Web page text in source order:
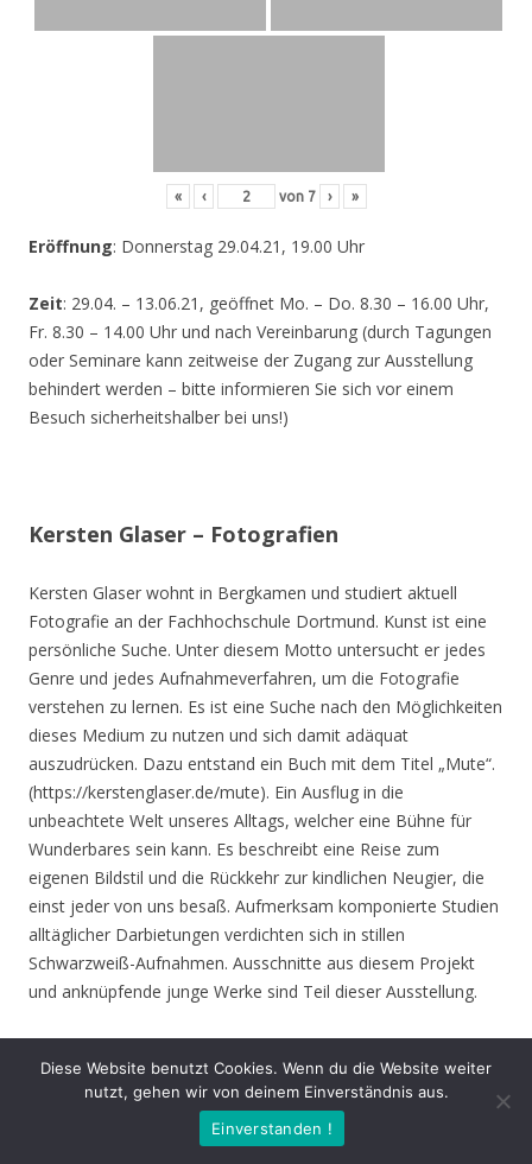
« ‹ von 7 › »
Eröffnung: Donnerstag 29.04.21, 19.00 Uhr
Zeit: 29.04. – 13.06.21, geöffnet Mo. – Do. 8.30 – 16.00 Uhr,
Fr. 8.30 – 14.00 Uhr und nach Vereinbarung (durch Tagungen
oder Seminare kann zeitweise der Zugang zur Ausstellung
behindert werden – bitte informieren Sie sich vor einem
Besuch sicherheitshalber bei uns!)
Kersten Glaser – Fotografien
Kersten Glaser wohnt in Bergkamen und studiert aktuell
Fotografie an der Fachhochschule Dortmund. Kunst ist eine
persönliche Suche. Unter diesem Motto untersucht er jedes
Genre und jedes Aufnahmeverfahren, um die Fotografie
verstehen zu lernen. Es ist eine Suche nach den Möglichkeiten
dieses Medium zu nutzen und sich damit adäquat
auszudrücken. Dazu entstand ein Buch mit dem Titel „Mute“.
(https://kerstenglaser.de/mute). Ein Ausflug in die
unbeachtete Welt unseres Alltags, welcher eine Bühne für
Wunderbares sein kann. Es beschreibt eine Reise zum
eigenen Bildstil und die Rückkehr zur kindlichen Neugier, die
einst jeder von uns besaß. Aufmerksam komponierte Studien
alltäglicher Darbietungen verdichten sich in stillen
Schwarzweiß-Aufnahmen. Ausschnitte aus diesem Projekt
und anknüpfende junge Werke sind Teil dieser Ausstellung.
: 17.06. – 01.08.21, geöffnet Mo. – Do. 8.30 – 16.00 Uhr,
Fr. 8.30 – 14.00 Uhr und nach Vereinbarung (durch Tagungen
Diese Website benutzt Cookies. Wenn du die Website weiter
nutzt, gehen wir von deinem Einverständnis aus.
Einverstanden !